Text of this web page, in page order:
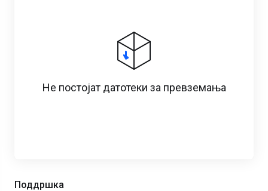
Поддршка
Не постојат датотеки за превземања